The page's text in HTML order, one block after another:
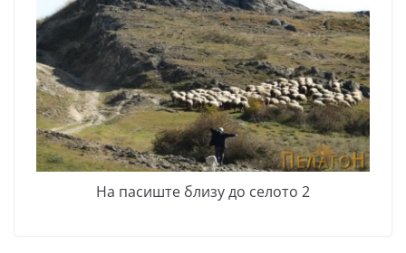
На пасиште близу до селото 2